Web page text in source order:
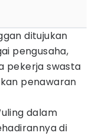
ditujukan
pengusaha,
pekerja swasta
penawaran
dalam
di